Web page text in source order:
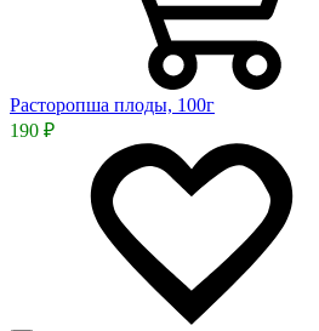
Расторопша плоды, 100г
190 ₽